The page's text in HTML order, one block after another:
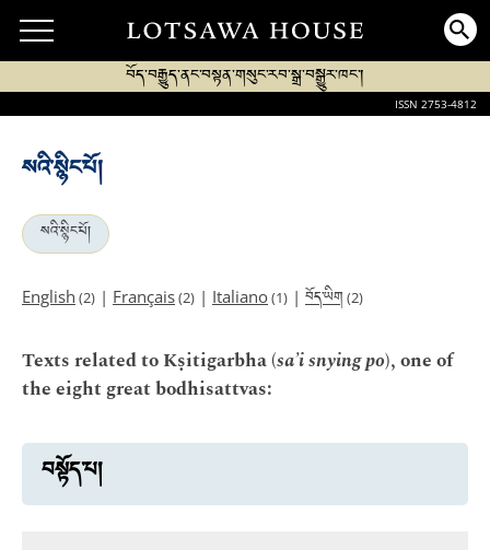
བོད་བརྒྱུད་ནང་བསྟན་གསུང་རབ་སྒྲ་བསྒྱུར་ཁང་།
ISSN 2753-4812
སའི་སྙིང་པོ།
སའི་སྙིང་པོ།
English (2) | Français(2) | Italiano(1) | བོད་ཡིག (2)
Texts related to Kṣitigarbha (sa’i snying po), one of
the eight great bodhisattvas:
བསྟོད་པ།